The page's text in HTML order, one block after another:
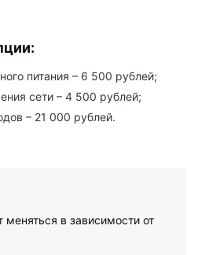
питания – 6 500 рублей;
сети – 4 500 рублей;
– 21 000 рублей.
в зависимости от